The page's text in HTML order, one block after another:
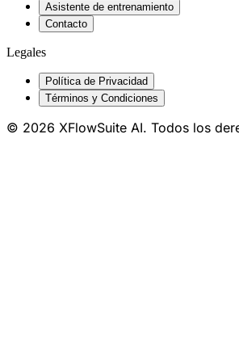
Asistente de entrenamiento
Contacto
Legales
Política de Privacidad
Términos y Condiciones
© 2026 XFlowSuite AI. Todos los